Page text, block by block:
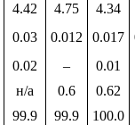
4.42 4.75
4.34
0.03 0.012 0.017
0.02 –
0.01
н/а 0.6
0.62
99.9 99.9 100.0